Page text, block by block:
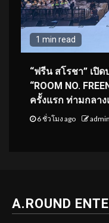
1 min read
“ฟรีน สโรชา” เปิ
“ROOM NO.
ครั้งแรก ท่ามกลา
6 ชั่วโมง ago admin
A.ROUND